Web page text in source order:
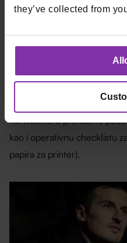
they’ve collected from
[WEBINAR]
- od Remarisa do
Na webinaru prolazimo
kao i operativnu checklistu
papira za printer).